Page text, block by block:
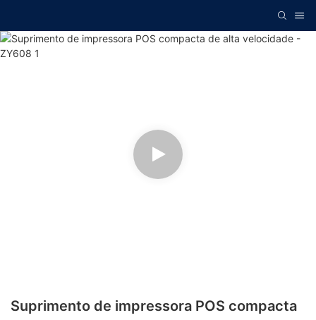
Suprimento de impressora POS compacta